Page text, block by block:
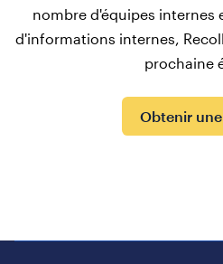
nombre d'équipes internes
d'informations internes,
prochaine
Obtenir